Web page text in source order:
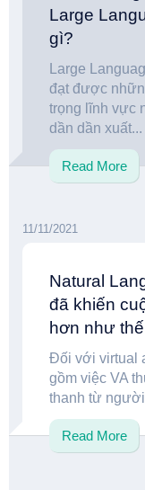
Large
gì?
Large
đạt được
trọng lĩnh vực
dần dần xuất...
Read More
11/11/2021
Natural
đã khiến
hơn như
Đối với virtual
gồm việc VA
thanh từ
Read More